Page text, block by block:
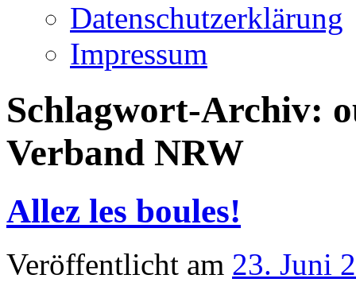
Datenschutzerklärung
Impressum
Schlagwort-Archiv:
Verband NRW
Allez les boules!
Veröffentlicht am 23. Juni